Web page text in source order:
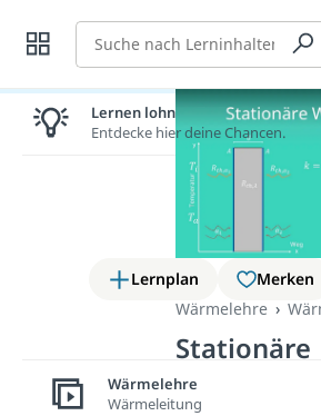
Suche
Lernplan Merken
Wärmelehre
Stationäre
Lernen lohnt sich!
Entdecke hier deine Chancen.
Wärmelehre
Wärmeleitung